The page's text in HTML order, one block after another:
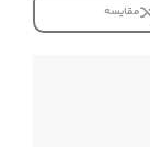
مقایسه